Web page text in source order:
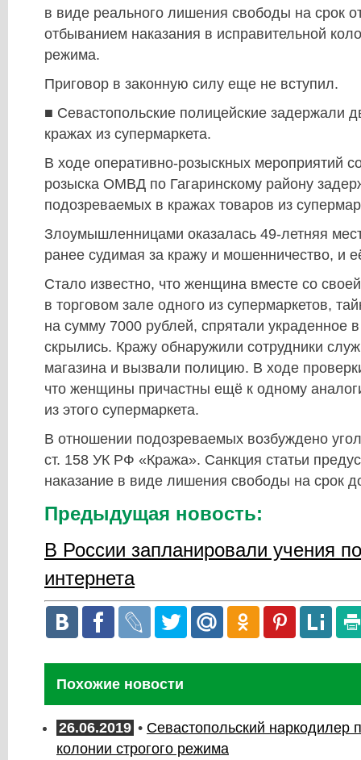
в виде реального лишения свободы на срок
отбыванием наказания в исправительной
режима.
Приговор в законную силу еще не вступил.
■ Севастопольские полицейские задержали
кражах из супермаркета.
В ходе оперативно-розыскных мероприятий
розыска ОМВД по Гагаринскому району
подозреваемых в кражах товаров из
Злоумышленницами оказалась 49-летняя
ранее судимая за кражу и мошенничество, и
Стало известно, что женщина вместе со
в торговом зале одного из супермаркетов,
на сумму 7000 рублей, спрятали украденное
скрылись. Кражу обнаружили сотрудники
магазина и вызвали полицию. В ходе
что женщины причастны ещё к одному
из этого супермаркета.
В отношении подозреваемых возбуждено
ст. 158 УК РФ «Кража». Санкция статьи
наказание в виде лишения свободы на срок
Предыдущая новость:
В России запланировали учения
интернета
Похожие новости
26.06.2019 • Севастопольский наркодилер
колонии строгого режима